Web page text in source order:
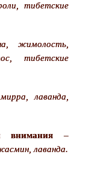
тибетские
жимолость,
тибетские
лаванда,
внимания–
лаванда.